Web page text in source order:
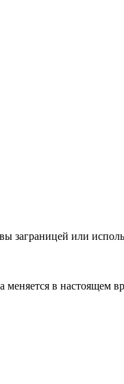
заграницей или
меняется в настоящем